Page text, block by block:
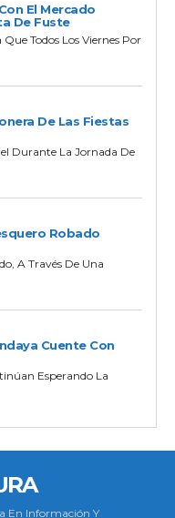
El Mercado
De Fuste
Todos Los Viernes Por
De Las Fiestas
Durante La Jornada De
Robado
A Través De Una
Cuente Con
Esperando La
En Información Y